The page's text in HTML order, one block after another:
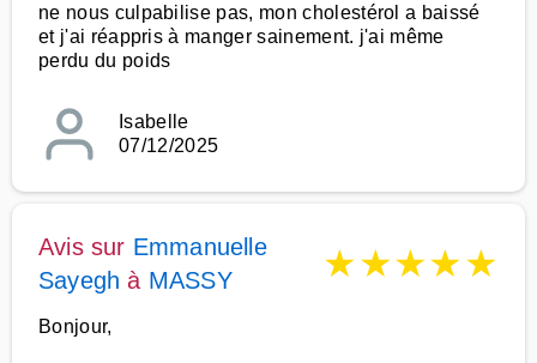
ne nous culpabilise pas, mon cholestérol a baissé
et j'ai réappris à manger sainement. j'ai même
perdu du poids
Isabelle
07/12/2025
Avis sur Emmanuelle
Sayegh à MASSY ★★★★★
Bonjour,